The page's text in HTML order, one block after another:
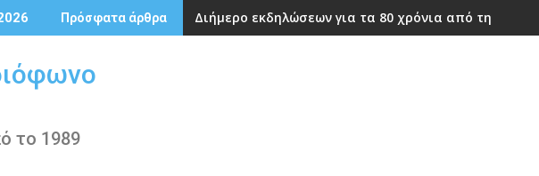
Πρόσφατα άρθρα Διήμερο εκδηλώσεων για τα 80 χρόνια από την
το 1989